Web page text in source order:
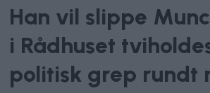
Han vil slippe
i Rådhuset
politisk grep rundt